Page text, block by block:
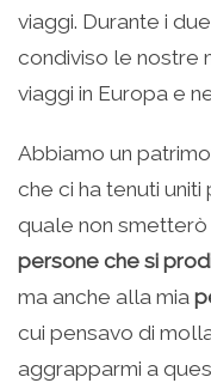
viaggi. Durante i
condiviso le nostre
viaggi in Europa e
Abbiamo un
che ci ha tenuti
quale non
persone che si
ma anche alla mia
cui pensavo di
aggrapparmi a